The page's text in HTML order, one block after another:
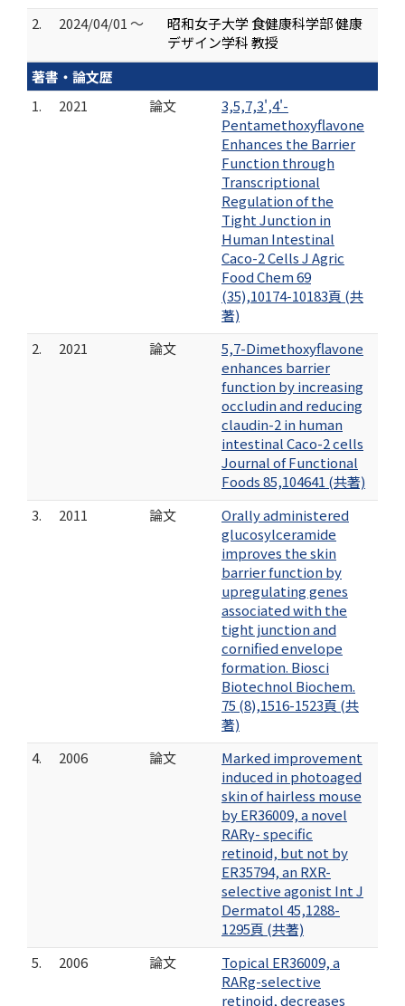
2.
2024/04/01 ～
昭和女子大学 食健康科学部 健康
デザイン学科 教授
著書・論文歴
1.
2021 論文
3,5,7,3',4'-
Pentamethoxyflavone
Enhances the Barrier
Function through
Transcriptional
Regulation of the
Tight Junction in
Human Intestinal
Caco-2 Cells J Agric
Food Chem 69
(35),10174-10183頁 (共
著)
2.
2021 論文
5,7-Dimethoxyflavone
enhances barrier
function by increasing
occludin and reducing
claudin-2 in human
intestinal Caco-2 cells
Journal of Functional
Foods 85,104641 (共著)
3.
2011 論文
Orally administered
glucosylceramide
improves the skin
barrier function by
upregulating genes
associated with the
tight junction and
cornified envelope
formation. Biosci
Biotechnol Biochem.
75 (8),1516-1523頁 (共
著)
4.
2006 論文
Marked improvement
induced in photoaged
skin of hairless mouse
by ER36009, a novel
RARγ- specific
retinoid, but not by
ER35794, an RXR-
selective agonist Int J
Dermatol 45,1288-
1295頁 (共著)
5.
2006 論文
Topical ER36009, a
RARg-selective
retinoid, decreases